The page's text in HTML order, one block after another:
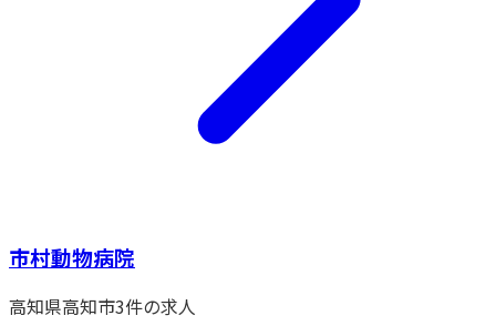
市村動物病院
高知県高知市3件の求人